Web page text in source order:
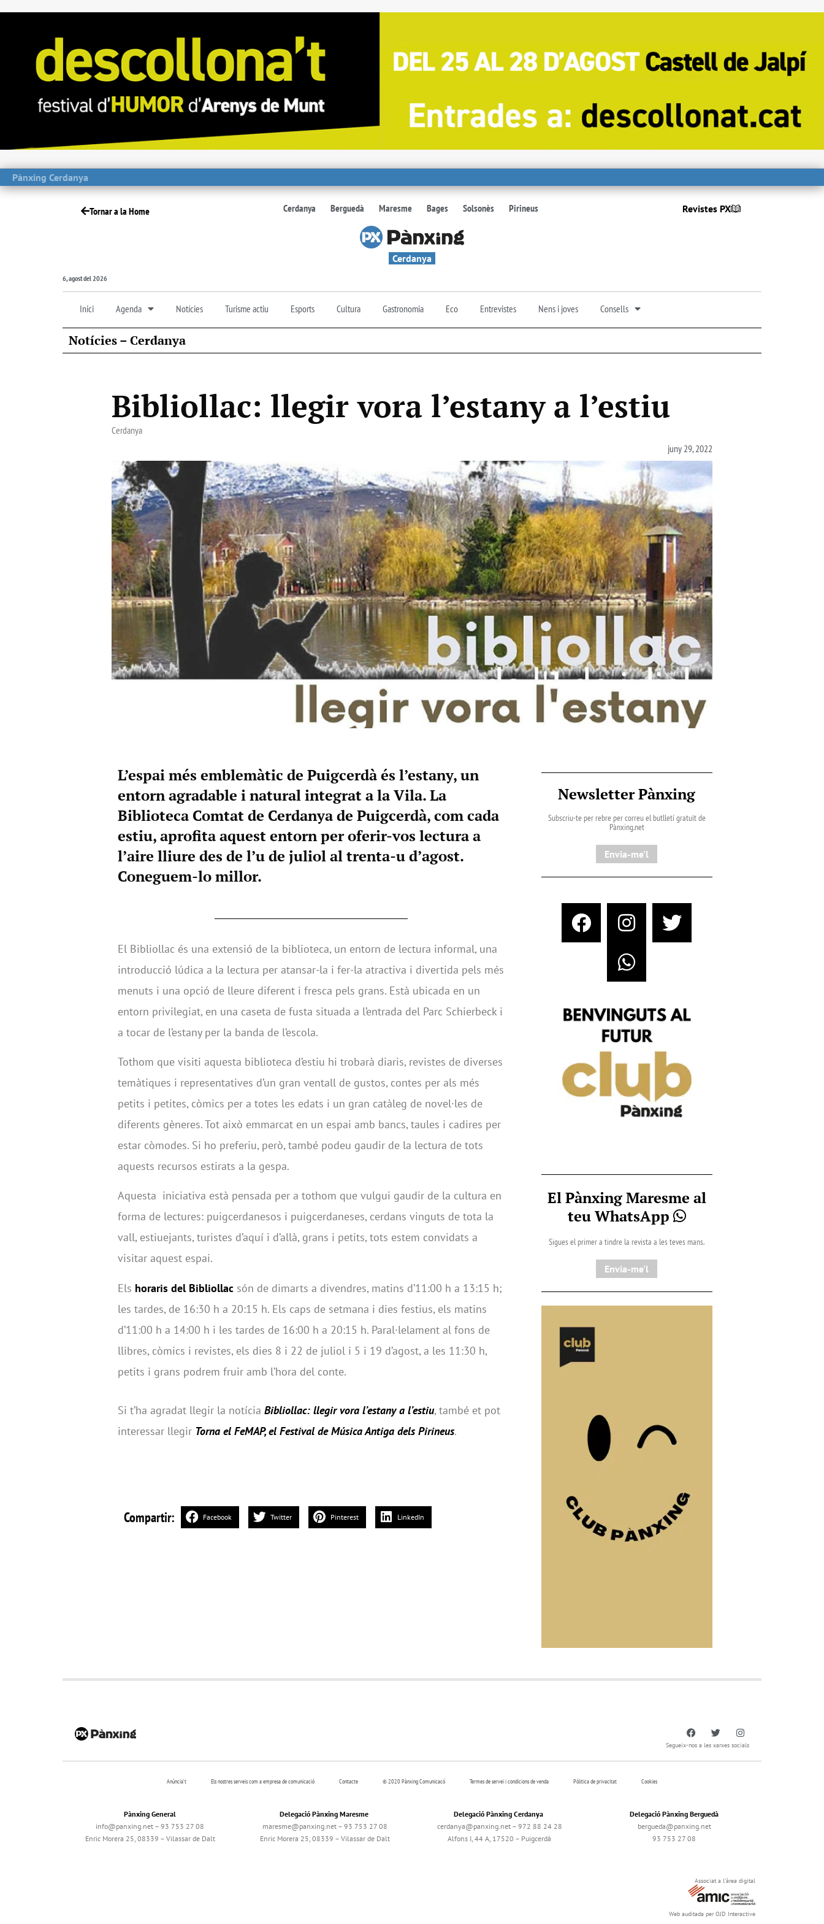
Pànxing Cerdanya
Tornar a la Home Cerdanya Berguedà Maresme Bages Solsonès Pirineus Revistes PX
Cerdanya
6, agost del 2026
Inici Agenda Notícies Turisme actiu Esports Cultura Gastronomia Eco Entrevistes Nens i joves Consells
Notícies – Cerdanya
Bibliollac: llegir vora l’estany a l’estiu
Cerdanya
juny 29, 2022
L’espai més emblemàtic de Puigcerdà és l’estany, un
entorn agradable i natural integrat a la Vila. La
Biblioteca Comtat de Cerdanya de Puigcerdà, com cada
estiu, aprofita aquest entorn per oferir-vos lectura a
l’aire lliure des de l’u de juliol al trenta-u d’agost.
Coneguem-lo millor.
El Bibliollac és una extensió de la biblioteca, un entorn de lectura informal, una
introducció lúdica a la lectura per atansar-la i fer-la atractiva i divertida pels més
menuts i una opció de lleure diferent i fresca pels grans. Està ubicada en un
entorn privilegiat, en una caseta de fusta situada a l’entrada del Parc Schierbeck i
a tocar de l’estany per la banda de l’escola.
Tothom que visiti aquesta biblioteca d’estiu hi trobarà diaris, revistes de diverses
temàtiques i representatives d’un gran ventall de gustos, contes per als més
petits i petites, còmics per a totes les edats i un gran catàleg de novel·les de
diferents gèneres. Tot això emmarcat en un espai amb bancs, taules i cadires per
estar còmodes. Si ho preferiu, però, també podeu gaudir de la lectura de tots
aquests recursos estirats a la gespa.
Aquesta iniciativa està pensada per a tothom que vulgui gaudir de la cultura en
forma de lectures: puigcerdanesos i puigcerdaneses, cerdans vinguts de tota la
vall, estiuejants, turistes d’aquí i d’allà, grans i petits, tots estem convidats a
visitar aquest espai.
Els horaris del Bibliollac són de dimarts a divendres, matins d’11:00 h a 13:15 h;
les tardes, de 16:30 h a 20:15 h. Els caps de setmana i dies festius, els matins
d’11:00 h a 14:00 h i les tardes de 16:00 h a 20:15 h. Paral·lelament al fons de
llibres, còmics i revistes, els dies 8 i 22 de juliol i 5 i 19 d’agost, a les 11:30 h,
petits i grans podrem fruir amb l’hora del conte.
Si t’ha agradat llegir la notícia Bibliollac: llegir vora l’estany a l’estiu, també et pot
interessar llegir Torna el FeMAP, el Festival de Música Antiga dels Pirineus.
Compartir: Facebook Twitter Pinterest LinkedIn
Newsletter Pànxing
Subscriu-te per rebre per correu el butlletí gratuït de
Pànxing.net​
Envia-me'l
El Pànxing Maresme al
teu WhatsApp
Sigues el primer a tindre la revista a les teves mans.
Envia-me'l
Segueix-nos a les xarxes socials
Anúncia’t Els nostres serveis com a empresa de comunicació Contacte © 2020 Pànxing Comunicacó Termes de servei i condicions de venda Pólitica de privacitat Cookies
Pànxing General
info@panxing.net – 93 753 27 08
Enric Morera 25, 08339 – Vilassar de Dalt
Delegació Pànxing Maresme
maresme@panxing.net – 93 753 27 08
Enric Morera 25, 08339 – Vilassar de Dalt
Delegació Pànxing Cerdanya
cerdanya@panxing.net – 972 88 24 28
Alfons I, 44 A, 17520 – Puigcerdà
Delegació Pànxing Berguedà
bergueda@panxing.net
93 753 27 08
Associat a l'àrea digital
Web auditada per OJD Interactive